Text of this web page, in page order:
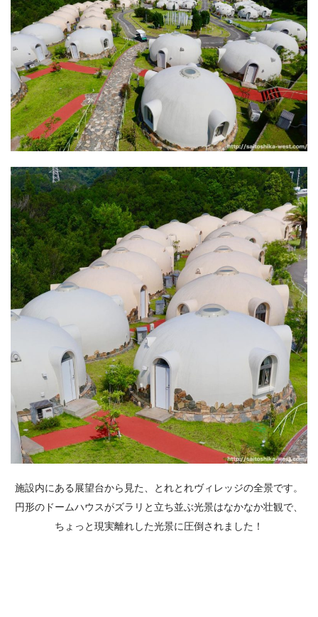
施設内にある展望台から見た、とれとれヴィレッジの全景です。
円形のドームハウスがズラリと立ち並ぶ光景はなかなか壮観で、
ちょっと現実離れした光景に圧倒されました！